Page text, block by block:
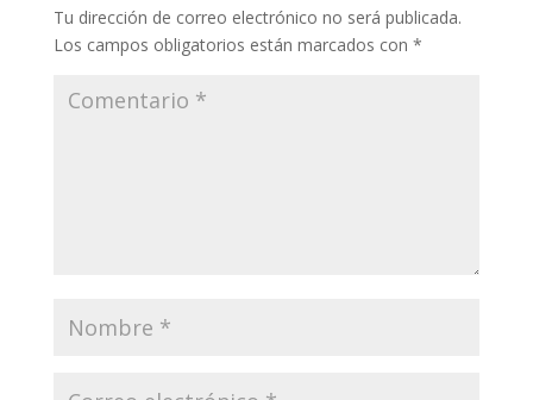
Tu dirección de correo electrónico no será publicada.
Los campos obligatorios están marcados con *